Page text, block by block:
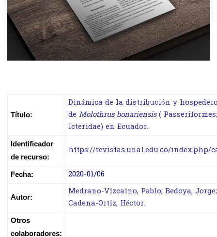
Título:
Dinámica de la distribución y
de Molothrus bonariensis( Passeriformes:
lcteridae) en Ecuador.
Identificador
de recurso:
https://revistas.unal.edu.co/index.php/
Fecha: 2020-01/06
Autor:
Medrano-Vizcaino, Pablo; Bedoya, Jorge;
Cadena-Ortiz, Héctor.
Otros
colaboradores: